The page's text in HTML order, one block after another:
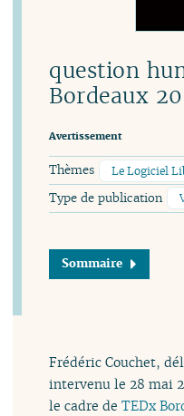
question
Bordeaux
Avertissement
Thèmes Le Logiciel
Type de publication
Sommaire
Frédéric Couchet,
intervenu le 28 mai
le cadre deTEDx